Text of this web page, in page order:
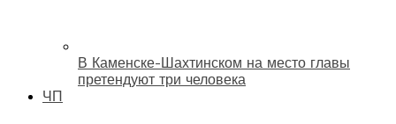
В Каменске-Шахтинском на место главы
претендуют три человека
ЧП